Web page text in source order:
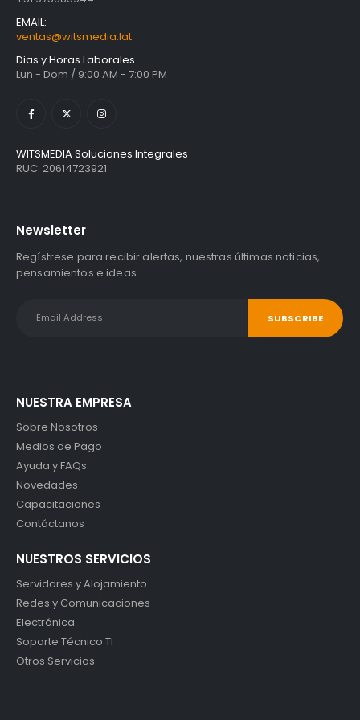
EMAIL:
ventas@witsmedia.lat
Dias y Horas Laborales
Lun - Dom / 9:00 AM - 7:00 PM
WITSMEDIA Soluciones Integrales
RUC: 20614723921
Newsletter
Regístrese para recibir alertas, nuestras últimas noticias,
pensamientos e ideas.
NUESTRA EMPRESA
Sobre Nosotros
Medios de Pago
Ayuda y FAQs
Novedades
Capacitaciones
Contáctanos
NUESTROS SERVICIOS
Servidores y Alojamiento
Redes y Comunicaciones
Electrónica
Soporte Técnico TI
Otros Servicios